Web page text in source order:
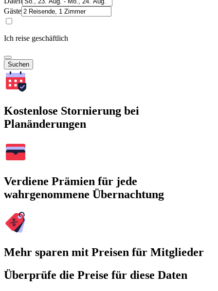
Gäste
Ich reise geschäftlich
Suchen
Kostenlose Stornierung bei
Planänderungen
Verdiene Prämien für jede
wahrgenommene Übernachtung
Mehr sparen mit Preisen für Mitglieder
Überprüfe die Preise für diese Daten